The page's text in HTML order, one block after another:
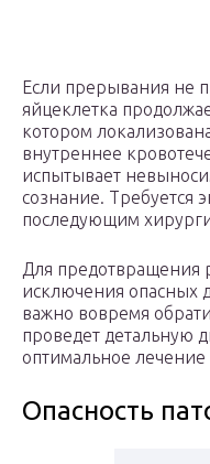
Если прерывания не
яйцеклетка
котором
внутреннее
испытывает
сознание. Требуется
последующим
Для предотвращения
исключения опасных
важно вовремя
проведет детальную
оптимальное лечение
Опасность